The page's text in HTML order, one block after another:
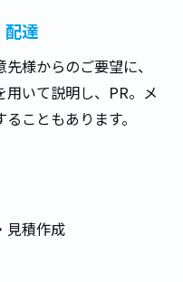
配達
様からのご要望に、
用いて説明し、PR。メ
こともあります。
見積作成